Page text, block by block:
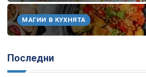
МАГИИ В КУХНЯТА
Последни